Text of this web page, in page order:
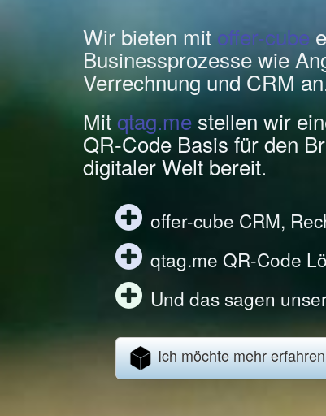
Wir bieten mit offer-cube
Businessprozesse wie
Verrechnung und CRM
Mitqtag.me stellen wir
QR-Code Basis für den
digitaler Welt bereit.
offer-cube CRM,
qtag.me QR-Code
Und das sagen
Ich möchte mehr erfahren